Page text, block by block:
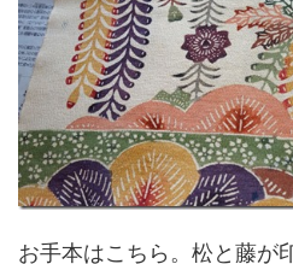
お手本はこちら。松と藤が